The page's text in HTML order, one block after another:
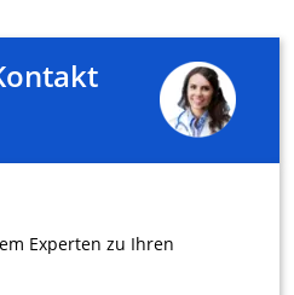
Experten zu Ihren